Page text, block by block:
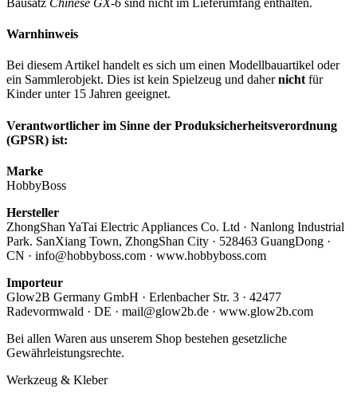
Warnhinweis
Bei diesem Artikel handelt es sich um einen Modellbauartikel oder
ein Sammlerobjekt. Dies ist kein Spielzeug und dahernicht für
Kinder unter 15 Jahren geeignet.
Verantwortlicher im Sinne der Produksicherheitsverordnung
(GPSR) ist:
Marke
HobbyBoss
Hersteller
ZhongShan YaTai Electric Appliances Co. Ltd · Nanlong Industrial
Park. SanXiang Town, ZhongShan City · 528463 GuangDong ·
CN · info@hobbyboss.com · www.hobbyboss.com
Importeur
Glow2B Germany GmbH · Erlenbacher Str. 3 · 42477
Radevormwald · DE · mail@glow2b.de · www.glow2b.com
Bei allen Waren aus unserem Shop bestehen gesetzliche
Gewährleistungsrechte.
Werkzeug & Kleber